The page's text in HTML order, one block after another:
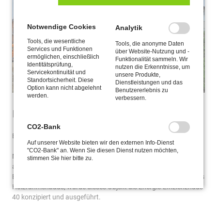
Einfamilienhaus mit zwei Vollgeschossen
Bauort: Gütersloh
Neubau eines Einfamilienhauses mit zwei Vollgeschossen und
ausbaufähigem Spitzboden. In Verbindung mit einer
Erdwärmepumpe und den, ohnehin sehr guten Dämmwerten des
Holzrahmenbaus, wurde dieses Objekt als Energie-Effizienzhaus
40 konzipiert und ausgeführt.
Notwendige Cookies
Tools, die wesentliche
Services und Funktionen
ermöglichen, einschließlich
Identitätsprüfung,
Servicekontinuität und
Standortsicherheit. Diese
Option kann nicht abgelehnt
werden.
Analytik
Tools, die anonyme Daten
über Website-Nutzung und -
Funktionalität sammeln. Wir
nutzen die Erkenntnisse, um
unsere Produkte,
Dienstleistungen und das
Benutzererlebnis zu
verbessern.
CO2-Bank
Auf unserer Website bieten wir den externen Info-Dienst
"CO2-Bank" an. Wenn Sie diesen Dienst nutzen möchten,
stimmen Sie hier bitte zu.